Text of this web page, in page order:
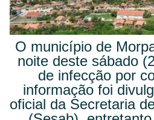
O município de
noite deste sábado
de infecção por
informação foi
oficial da Secretaria